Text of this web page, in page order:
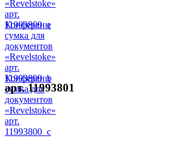
«Revelstoke»
арт.
11993800_e
Конференц
сумка для
документов
«Revelstoke»
арт.
11993800_b
Конференц
сумка для
документов
«Revelstoke»
арт.
11993800_c
арт. 11993801